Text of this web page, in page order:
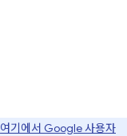
여기에서 Google 사용자